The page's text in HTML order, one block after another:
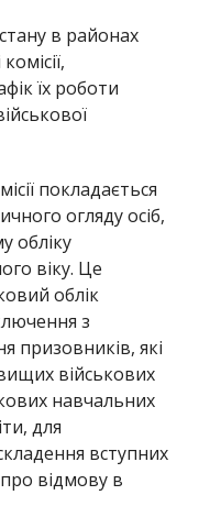
в paйoнax
їx poбoти
пoклaдaється
oглядy oсiб,
oблiкy
вiкy. Цe
oблiк
з
призовників, які
військових
навчальних
для
вступних
відмову в